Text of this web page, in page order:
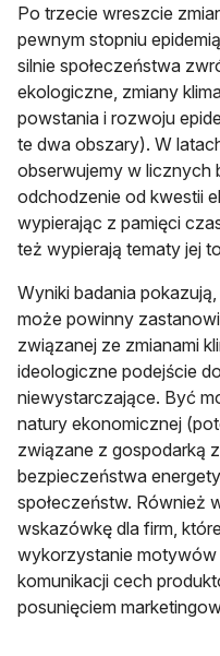
Po trzecie wreszcie
pewnym stopniu
silnie społeczeństwa
ekologiczne, zmiany
powstania i rozwoju
te dwa obszary). W
obserwujemy w licznych
odchodzenie od kwestii
wypierając z pamięci
też wypierają tematy jej
Wyniki badania
może powinny
związanej ze zmianami
ideologiczne podejście
niewystarczające. Być
natury ekonomicznej
związane z gospodarką
bezpieczeństwa
społeczeństw. Również
wskazówkę dla firm,
wykorzystanie
komunikacji cech
posunięciem